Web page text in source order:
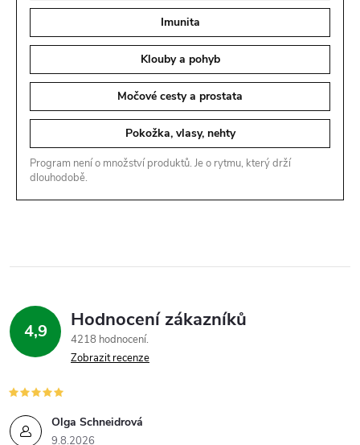
Imunita
Klouby a pohyb
Močové cesty a prostata
Pokožka, vlasy, nehty
Program není o množství produktů. Je o rytmu, který drží
dlouhodobě.
4,9 Hodnocení zákazníků
4218 hodnocení
Zobrazit recenze
Olga Schneidrová
9.8.2026